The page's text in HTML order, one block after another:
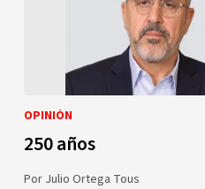
OPINIÓN
250 años
Por Julio Ortega Tous